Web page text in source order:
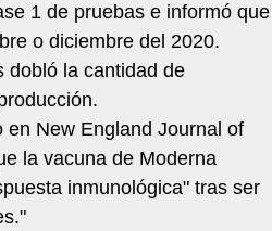
1 de pruebas e informó que
o diciembre del 2020.
dobló la cantidad de
en New England Journal of
la vacuna de Moderna
inmunológica" tras ser